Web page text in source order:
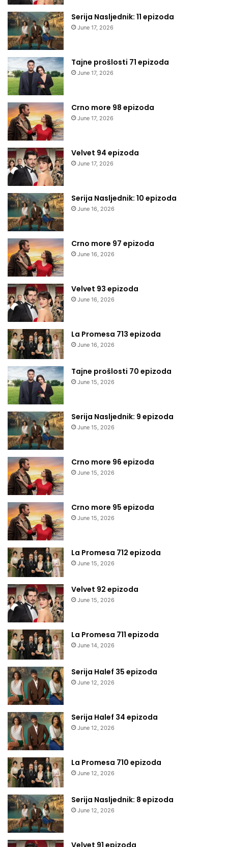
Serija Nasljednik: 11 epizoda
June 17, 2026
Tajne prošlosti 71 epizoda
June 17, 2026
Crno more 98 epizoda
June 17, 2026
Velvet 94 epizoda
June 17, 2026
Serija Nasljednik: 10 epizoda
June 16, 2026
Crno more 97 epizoda
June 16, 2026
Velvet 93 epizoda
June 16, 2026
La Promesa 713 epizoda
June 16, 2026
Tajne prošlosti 70 epizoda
June 15, 2026
Serija Nasljednik: 9 epizoda
June 15, 2026
Crno more 96 epizoda
June 15, 2026
Crno more 95 epizoda
June 15, 2026
La Promesa 712 epizoda
June 15, 2026
Velvet 92 epizoda
June 15, 2026
La Promesa 711 epizoda
June 14, 2026
Serija Halef 35 epizoda
June 12, 2026
Serija Halef 34 epizoda
June 12, 2026
La Promesa 710 epizoda
June 12, 2026
Serija Nasljednik: 8 epizoda
June 12, 2026
Velvet 91 epizoda